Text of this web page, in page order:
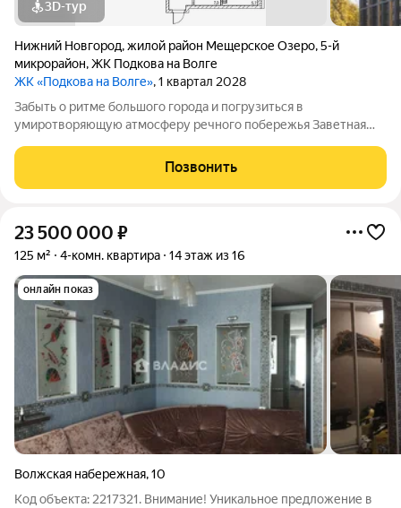
3D-тур
Нижний Новгород,жилой район Мещерское Озеро,5-й
микрорайон,ЖК Подкова на Волге
ЖК «Подкова на Волге», 1 квартал 2028
Забыть о ритме большого города и погрузиться в
умиротворяющую атмосферу речного побережья Заветная
курортном проекте «Подкова на Волге».Всего 13 этажей и
более 100 видовых квартир, наполненных светом и
Позвонить
23 500 000 ₽
125 м² 4-комн. квартира 14 этаж из 16
онлайн показ
Волжская набережная,10
Код объекта: 2217321. Внимание! Уникальное предложение в